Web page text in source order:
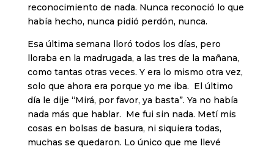
reconocimiento de nada. Nunca reconoció lo que
había hecho, nunca pidió perdón, nunca.
Esa última semana lloró todos los días, pero
lloraba en la madrugada, a las tres de la mañana,
como tantas otras veces. Y era lo mismo otra vez,
solo que ahora era porque yo me iba. El último
día le dije “Mirá, por favor, ya basta”. Ya no había
nada más que hablar. Me fui sin nada. Metí mis
cosas en bolsas de basura, ni siquiera todas,
muchas se quedaron. Lo único que me llevé